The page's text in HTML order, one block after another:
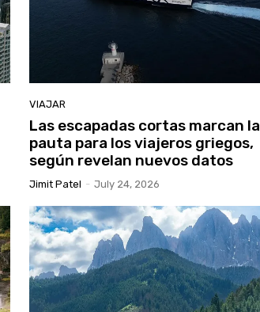
VIAJAR
Las escapadas cortas marcan la
pauta para los viajeros griegos,
según revelan nuevos datos
Jimit Patel - July 24, 2026